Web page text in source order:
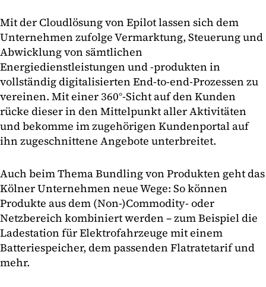
Mit der Cloudlösung von Epilot lassen sich dem
Unternehmen zufolge Vermarktung, Steuerung und
Abwicklung von sämtlichen
Energiedienstleistungen und -produkten in
vollständig digitalisierten End-to-end-Prozessen zu
vereinen. Mit einer 360°-Sicht auf den Kunden
rücke dieser in den Mittelpunkt aller Aktivitäten
und bekomme im zugehörigen Kundenportal auf
ihn zugeschnittene Angebote unterbreitet.
Auch beim Thema Bundling von Produkten geht das
Kölner Unternehmen neue Wege: So können
Produkte aus dem (Non-)Commodity- oder
Netzbereich kombiniert werden – zum Beispiel die
Ladestation für Elektrofahrzeuge mit einem
Batteriespeicher, dem passenden Flatratetarif und
mehr.